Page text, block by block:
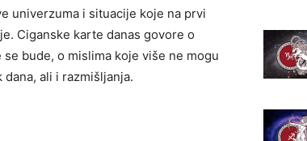
univerzuma i situacije koje na prvi
Ciganske karte danas govore o
bude, o mislima koje više ne mogu
ali i razmišljanja.